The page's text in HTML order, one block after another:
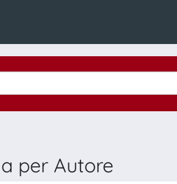
per Autore